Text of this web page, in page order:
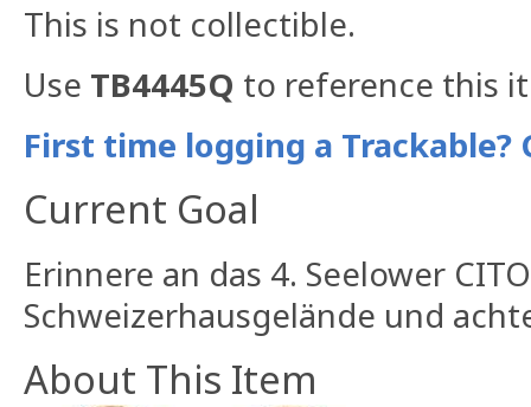
This is not collectible.
Use TB4445Q to reference this
First time logging a Trackable?
Current Goal
Erinnere an das 4. Seelower
Schweizerhausgelände und
About This Item